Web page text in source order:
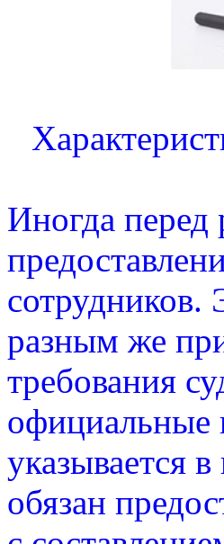
Иногда перед
сотрудников.
разным же
требования
официальные
указывается
обязан